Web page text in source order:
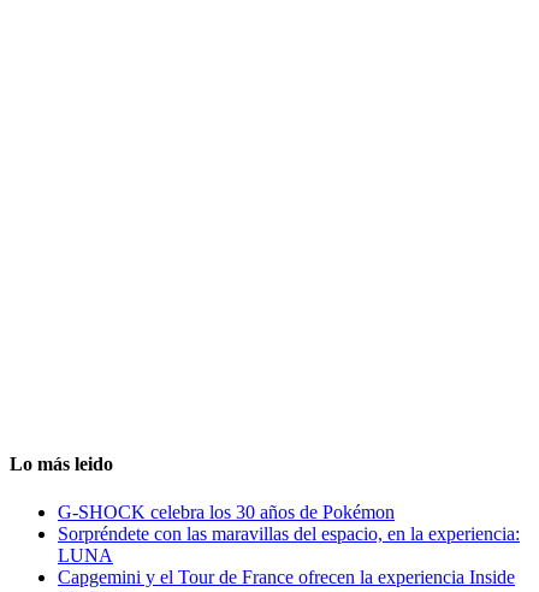
Lo más leido
G-SHOCK celebra los 30 años de Pokémon
Sorpréndete con las maravillas del espacio, en la experiencia:
LUNA
Capgemini y el Tour de France ofrecen la experiencia Inside